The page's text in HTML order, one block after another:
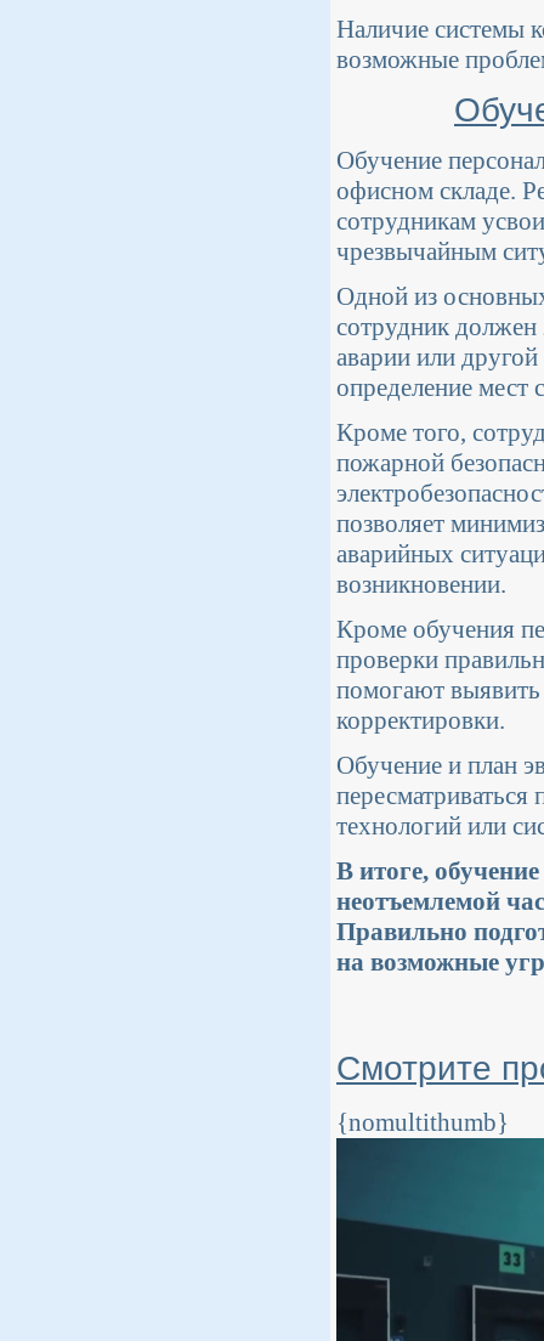
Наличие системы
возможные
Обучение
офисном складе.
сотрудникам
чрезвычайным
Одной из
сотрудник должен
аварии или
определение мест
Кроме того,
пожарной
позволяет
аварийных
возникновении.
Кроме обучения
проверки
помогают выявить
корректировки.
Обучение и план
технологий или
В итоге,
неотъемлемой
Правильно
на возможные
Смотрите
{nomultithumb}